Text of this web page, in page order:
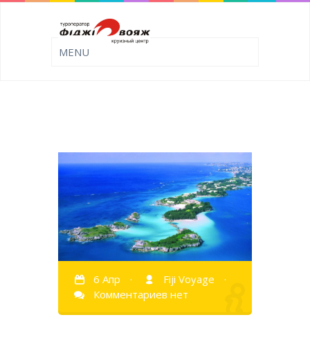
6 Апр · Fiji Voyage
·
Комментариев нет